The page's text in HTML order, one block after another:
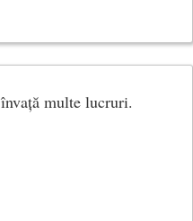
multe lucruri.